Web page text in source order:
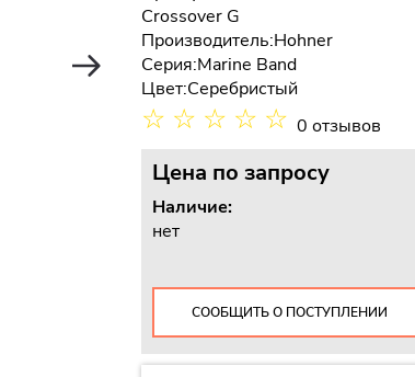
Crossover G
Производитель:Hohner
Серия:Marine Band
Цвет:Серебристый
☆ ☆ ☆ ☆ ☆ 0 отзывов
Цена по запросу
Наличие:
нет
СООБЩИТЬ О ПОСТУПЛЕНИИ